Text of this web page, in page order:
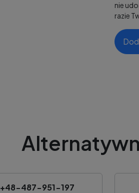
nie
razie
+48-487-951-197